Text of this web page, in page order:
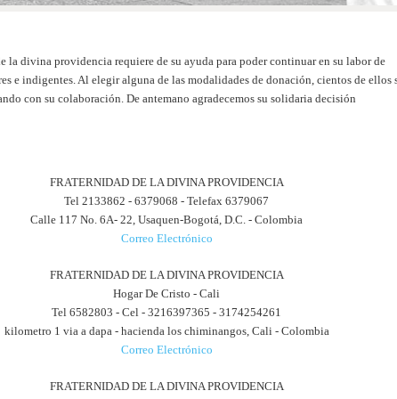
la divina providencia requiere de su ayuda para poder continuar en su labor de
e indigentes. Al elegir alguna de las modalidades de donación, cientos de ellos
con su colaboración. De antemano agradecemos su solidaria decisión
FRATERNIDAD DE LA DIVINA PROVIDENCIA
Tel 2133862 - 6379068 - Telefax 6379067
Calle 117 No. 6A- 22, Usaquen-Bogotá, D.C. - Colombia
Correo Electrónico
FRATERNIDAD DE LA DIVINA PROVIDENCIA
Hogar De Cristo - Cali
Tel 6582803 - Cel - 3216397365 - 3174254261
kilometro 1 via a dapa - hacienda los chiminangos, Cali - Colombia
Correo Electrónico
FRATERNIDAD DE LA DIVINA PROVIDENCIA